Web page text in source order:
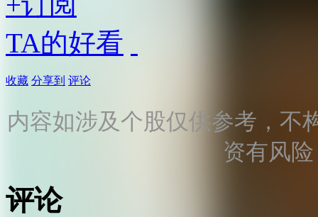
TA的好看
收藏 分享到 评论
内容如涉及个股仅供参考，不
资有风
评论